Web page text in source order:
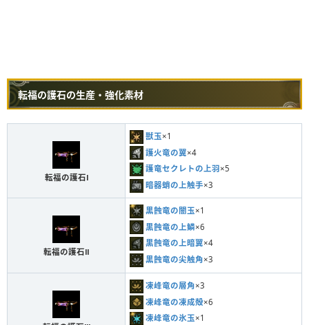
転福の護石の生産・強化素材
転福の護石Ⅰ
獣玉×1
護火竜の翼×4
護竜セクレトの上羽×5
暗器蛸の上触手×3
転福の護石Ⅱ
黒蝕竜の闇玉×1
黒蝕竜の上鱗×6
黒蝕竜の上暗翼×4
黒蝕竜の尖触角×3
凍峰竜の層角×3
凍峰竜の凍成殻×6
凍峰竜の氷玉×1